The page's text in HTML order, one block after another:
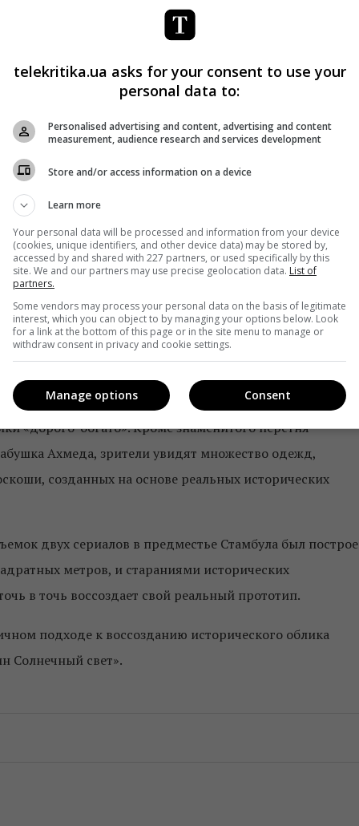
– немаловажного аспекта сериала, который так
«дорого-богато». Кроме знаменитого перстня
Ахмеда, зрители увидят множество одежд,
созданных на основе реальных исторических
двух сериалов в предместье Стамбула был
метров, и стараниями исторических
в точь воссоздает свой реальный прототип.
подходе к воссозданию исторического облика
Солнечный свет».
telekritika.ua asks for your consent to use your
personal data to:
Personalised advertising and content, advertising and content
measurement, audience research and services development
Store and/or access information on a device
Learn more
Your personal data will be processed and information from your device
(cookies, unique identifiers, and other device data) may be stored by,
accessed by and shared with 227 partners, or used specifically by this
site. We and our partners may use precise geolocation data. List of
partners.
Some vendors may process your personal data on the basis of legitimate
interest, which you can object to by managing your options below. Look
for a link at the bottom of this page or in the site menu to manage or
withdraw consent in privacy and cookie settings.
Consent
Manage options